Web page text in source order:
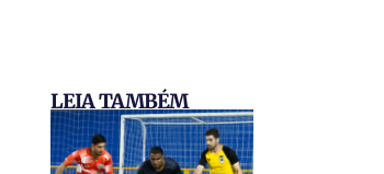
LEIA TAMBÉM